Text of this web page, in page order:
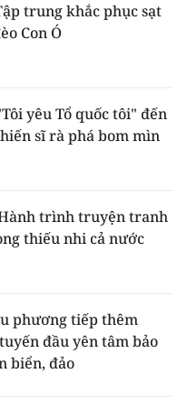
Tây
trung khắc phục sạt
Con Ó
yêu Tổ quốc tôi" đến
sĩ rà phá bom mìn
trình truyện tranh
thiếu nhi cả nước
phương tiếp thêm
đầu yên tâm bảo
biển, đảo